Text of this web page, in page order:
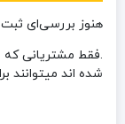
هنوز بررسی‌ای
.فقط مشتریانی که
شده اند میتوانند